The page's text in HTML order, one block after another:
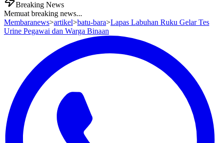
Breaking News
Memuat breaking news...
Membaranews>artikel>batu-bara>Lapas Labuhan Ruku Gelar Tes
Urine Pegawai dan Warga Binaan